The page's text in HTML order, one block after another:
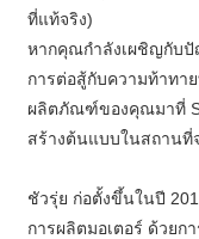
ที่แท้จริง)
หากคุณกำลังเผชิญกับ
การต่อสู้กับความท้าทา
ผลิตภัณฑ์ของคุณมาที่
สร้างต้นแบบในสถานที่
ชัวรุ่ย ก่อตั้งขึ้นในปี
การผลิตมอเตอร์ ด้วย